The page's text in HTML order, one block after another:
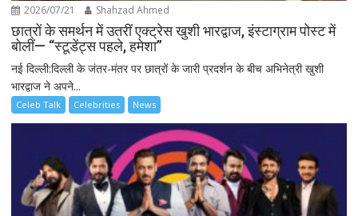
2026/07/21 Shahzad Ahmed
छात्रों के समर्थन में उतरीं एक्ट्रेस खुशी भारद्वाज, इंस्टाग्राम पोस्ट में
बोलीं— “स्टूडेंट्स पहले, हमेशा”
नई दिल्ली:दिल्ली के जंतर-मंतर पर छात्रों के जारी प्रदर्शन के बीच अभिनेत्री खुशी
भारद्वाज ने अपने...
Celeb Talk Celebrities News